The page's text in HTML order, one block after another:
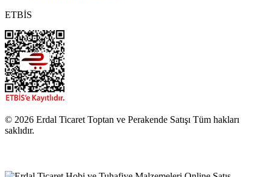
ETBİS
© 2026 Erdal Ticaret Toptan ve Perakende Satışı Tüm hakları
saklıdır.